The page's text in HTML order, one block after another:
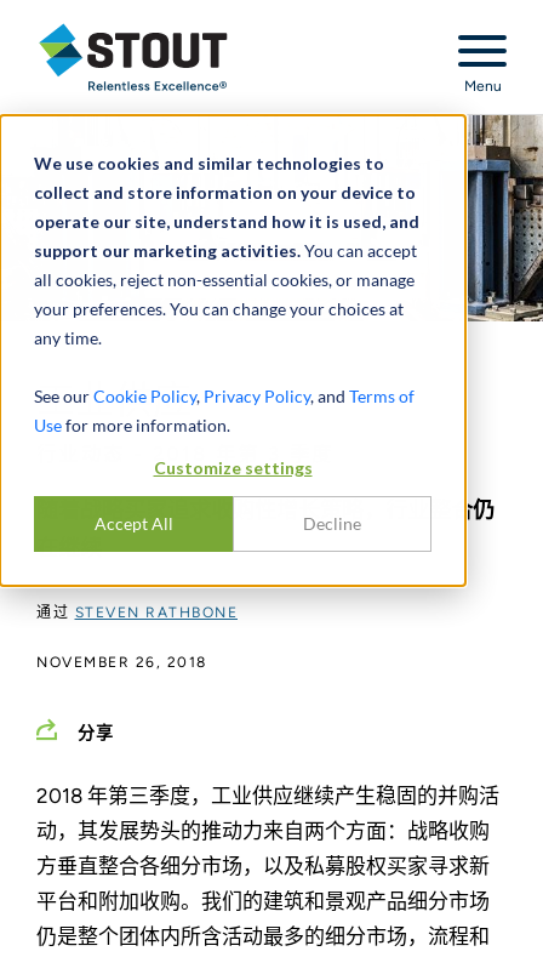
We use cookies and similar technologies to
collect and store information on your device to
operate our site, understand how it is used, and
support our marketing activities.You can accept
all cookies, reject non-essential cookies, or manage
your preferences. You can change your choices at
any time.
See ourCookie Policy, Privacy Policy, and Terms of
Usefor more information.
Customize settings
Accept All Decline
Stout Relentless Excellence
Menu
工业供应
随着战略买家追求收购性增长策略，行业整合仍
在继续
通过 STEVEN RATHBONE
NOVEMBER 26, 2018
分享
2018 年第三季度，工业供应继续产生稳固的并购活
动，其发展势头的推动力来自两个方面：战略收购
方垂直整合各细分市场，以及私募股权买家寻求新
平台和附加收购。我们的建筑和景观产品细分市场
仍是整个团体内所含活动最多的细分市场，流程和